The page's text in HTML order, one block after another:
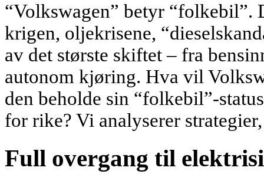
“Volkswagen” betyr “folkebil”.
krigen, oljekrisene,
av det største skiftet – fra
autonom kjøring. Hva vil
den beholde sin “folkebil”-
for rike? Vi analyserer
Full overgang til